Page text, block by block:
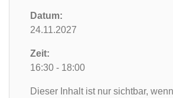
Datum:
24.11.2027
Zeit:
16:30 - 18:00
Dieser Inhalt ist nur sichtbar,